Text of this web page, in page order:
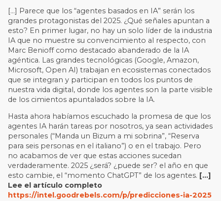
[…] Parece que los “agentes basados en IA” serán los
grandes protagonistas del 2025. ¿Qué señales apuntan a
esto? En primer lugar, no hay un solo líder de la industria
IA que no muestre su convencimiento al respecto, con
Marc Benioff como destacado abanderado de la IA
agéntica. Las grandes tecnológicas (Google, Amazon,
Microsoft, Open AI) trabajan en ecosistemas conectados
que se integran y participan en todos los puntos de
nuestra vida digital, donde los agentes son la parte visible
de los cimientos apuntalados sobre la IA.
Hasta ahora habíamos escuchado la promesa de que los
agentes IA harán tareas por nosotros, ya sean actividades
personales (“Manda un Bizum a mi sobrina”, “Reserva
para seis personas en el italiano”) o en el trabajo. Pero
no acabamos de ver que estas acciones sucedan
verdaderamente. 2025 ¿será? ¿puede ser? el año en que
esto cambie, el “momento ChatGPT” de los agentes. […]
Lee el artículo completo
https://intel.goodrebels.com/p/predicciones-ia-2025